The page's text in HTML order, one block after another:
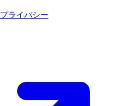
プライバシー